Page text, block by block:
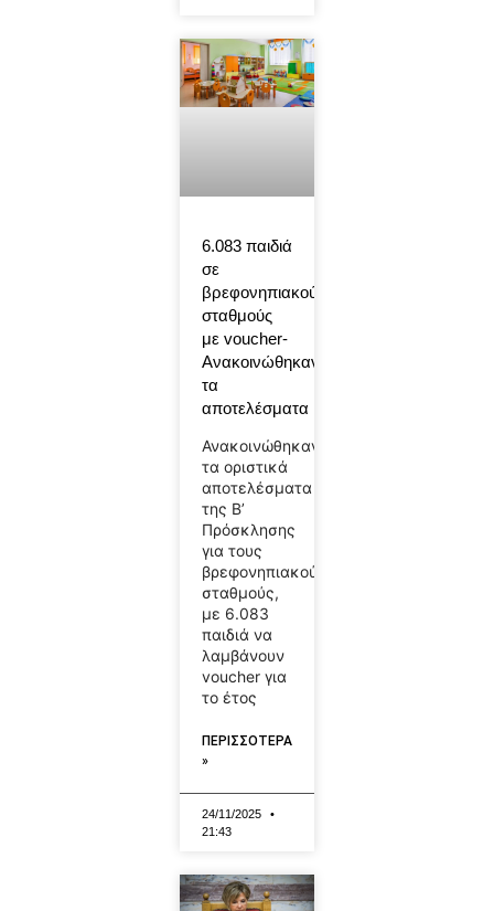
6.083 παιδιά
σε
βρεφονηπιακούς
σταθμούς
με voucher-
Ανακοινώθηκαν
τα
αποτελέσματα
Ανακοινώθηκαν
τα οριστικά
αποτελέσματα
της Β’
Πρόσκλησης
για τους
βρεφονηπιακούς
σταθμούς,
με 6.083
παιδιά να
λαμβάνουν
voucher για
το έτος
ΠΕΡΙΣΣΟΤΕΡΑ
»
24/11/2025
21:43